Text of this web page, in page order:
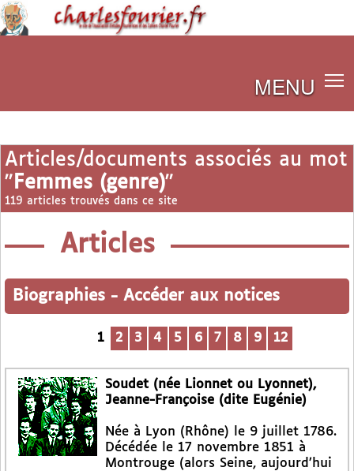
MENU
Articles/documents associés au mot
" Femmes (genre)"
119 articles trouvés dans ce site
Articles
Biographies - Accéder aux notices
1 2 3 4 5 6 7 8 9 12
Soudet (née Lionnet ou Lyonnet),
Jeanne-Françoise (dite Eugénie)
Née à Lyon (Rhône) le 9 juillet 1786.
Décédée le 17 novembre 1851 à
Montrouge (alors Seine, aujourd’hui